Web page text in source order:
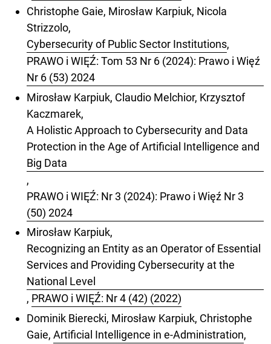
Christophe Gaie, Mirosław Karpiuk, Nicola
Strizzolo,
Cybersecurity of Public Sector Institutions,
PRAWO i WIĘŹ: Tom 53 Nr 6 (2024): Prawo i Więź
Nr 6 (53) 2024
Mirosław Karpiuk, Claudio Melchior, Krzysztof
Kaczmarek,
A Holistic Approach to Cybersecurity and Data
Protection in the Age of Artificial Intelligence and
Big Data
,
PRAWO i WIĘŹ: Nr 3 (2024): Prawo i Więź Nr 3
(50) 2024
Mirosław Karpiuk,
Recognizing an Entity as an Operator of Essential
Services and Providing Cybersecurity at the
National Level
, PRAWO i WIĘŹ: Nr 4 (42) (2022)
Dominik Bierecki, Mirosław Karpiuk, Christophe
Gaie, Artificial Intelligence in e-Administration,